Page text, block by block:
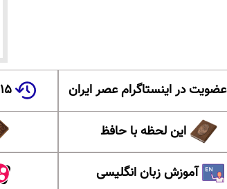
عضویت در اینستاگرام عصر ایران ۱۵ سال پیش در چنین روزی
این لحظه با حافظ
آموزش زبان انگلیسی